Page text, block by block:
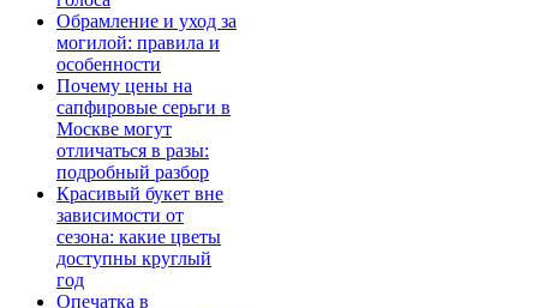
Обрамление и уход за
могилой: правила и
особенности
Почему цены на
сапфировые серьги в
Москве могут
отличаться в разы:
подробный разбор
Красивый букет вне
зависимости от
сезона: какие цветы
доступны круглый
год
Опечатка в